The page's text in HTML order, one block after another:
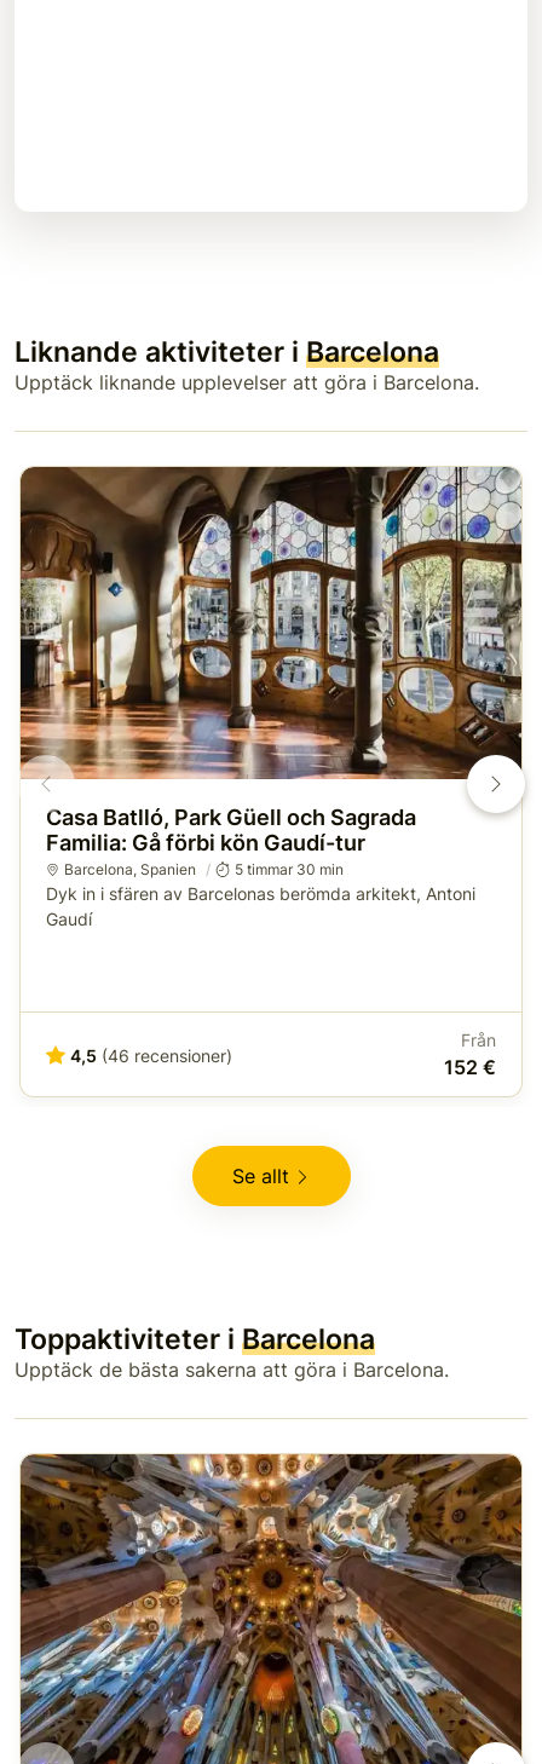
Liknande aktiviteter i Barcelona
Upptäck liknande upplevelser att göra i Barcelona.
Casa Batlló, Park Güell och Sagrada
Familia: Gå förbi kön Gaudí-tur
Barcelona, Spanien 5 timmar 30 min
Dyk in i sfären av Barcelonas berömda arkitekt, Antoni
Gaudí
4,5 (46 recensioner)
Från
152 €
Se allt
Toppaktiviteter i Barcelona
Upptäck de bästa sakerna att göra i Barcelona.